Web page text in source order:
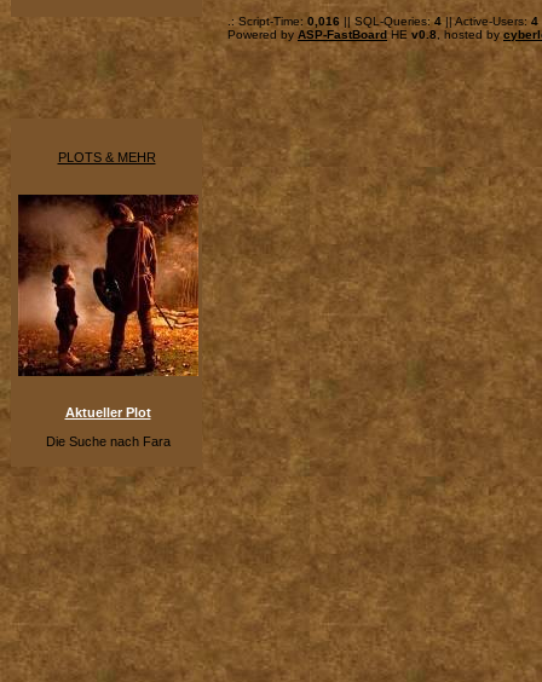
PLOTS & MEHR
Aktueller Plot
Die Suche nach Fara
.: Script-Time: 0,016 || SQL-Queries: 4|| Active-Users: 4
Powered by ASP-FastBoardHE v0.8 , hosted by